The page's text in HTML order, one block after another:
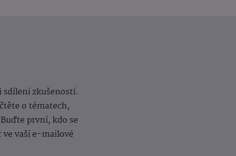
sdílení zkušeností.
o tématech,
první, kdo se
vaší e-mailové